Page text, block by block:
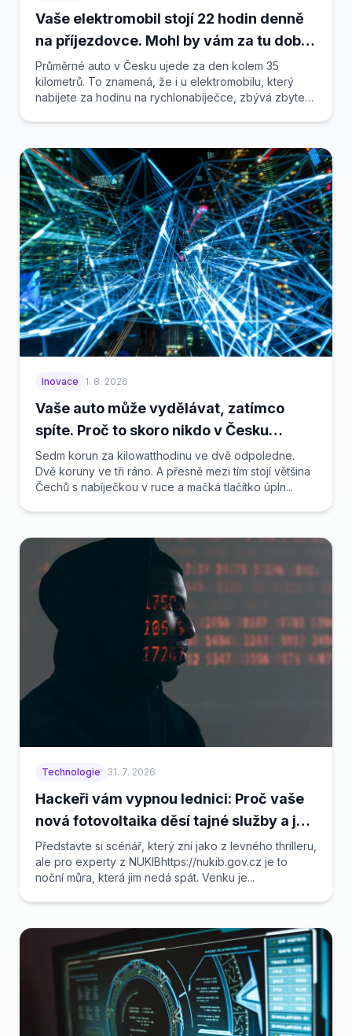
Vaše elektromobil stojí 22 hodin denně
na příjezdovce. Mohl by vám za tu dobu
vydělávat
Průměrné auto v Česku ujede za den kolem 35
kilometrů. To znamená, že i u elektromobilu, který
nabijete za hodinu na rychlonabíječce, zbývá zbytek
Inovace 1. 8. 2026
Vaše auto může vydělávat, zatímco
spíte. Proč to skoro nikdo v Česku
nedělá
Sedm korun za kilowatthodinu ve dvě odpoledne.
Dvě koruny ve tři ráno. A přesně mezi tím stojí většina
Čechů s nabíječkou v ruce a mačká tlačítko úpln...
Technologie 31. 7. 2026
Hackeři vám vypnou lednici: Proč vaše
nová fotovoltaika děsí tajné služby a jak
se nespálit
Představte si scénář, který zní jako z levného thrilleru,
ale pro experty z NUKIBhttps://nukib.gov.cz je to
noční můra, která jim nedá spát. Venku je...